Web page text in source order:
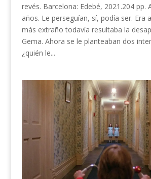
revés. Barcelona: Edebé, 2021.204 pp.
años. Le perseguían, sí, podía ser. Era
más extraño todavía resultaba la
Gema. Ahora se le planteaban dos
¿quién le...